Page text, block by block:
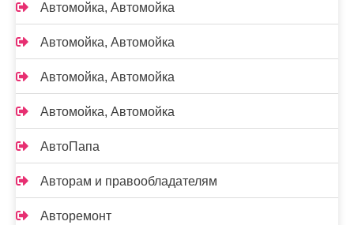
Автомойка, Автомойка
Автомойка, Автомойка
Автомойка, Автомойка
Автомойка, Автомойка
АвтоПапа
Авторам и правообладателям
Авторемонт